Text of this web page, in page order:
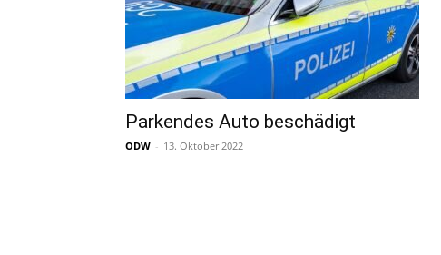
Parkendes Auto beschädigt
ODW - 13. Oktober 2022